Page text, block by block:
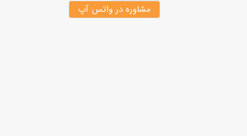
مشاوره در واتس آپ